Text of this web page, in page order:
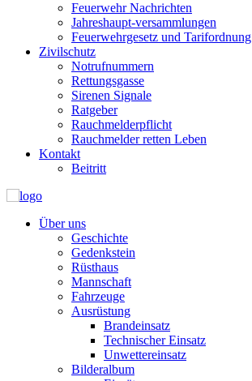
Feuerwehr Nachrichten
Jahreshaupt-versammlungen
Feuerwehrgesetz und Tarifordnung
Zivilschutz
Notrufnummern
Rettungsgasse
Sirenen Signale
Ratgeber
Rauchmelderpflicht
Rauchmelder retten Leben
Kontakt
Beitritt
Über uns
Geschichte
Gedenkstein
Rüsthaus
Mannschaft
Fahrzeuge
Ausrüstung
Brandeinsatz
Technischer Einsatz
Unwettereinsatz
Bilderalbum